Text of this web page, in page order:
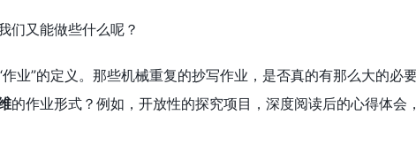
们又能做些什么呢？
业”的定义。那些机械重复的抄写作业，是否真的有那么大的必
的作业形式？例如，开放性的探究项目，深度阅读后的心得体